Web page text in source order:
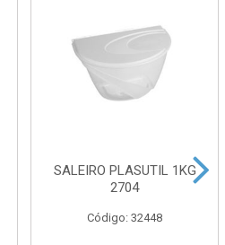
SALEIRO PLASUTIL 1KG
2704
Código: 32448